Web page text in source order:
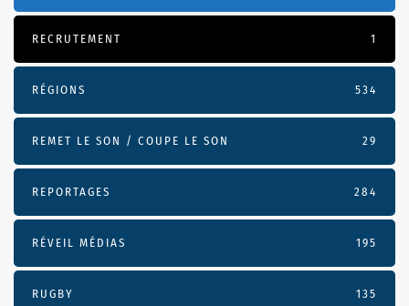
RECRUTEMENT 1
RÉGIONS 534
REMET LE SON / COUPE LE SON 29
REPORTAGES 284
RÉVEIL MÉDIAS 195
RUGBY 135